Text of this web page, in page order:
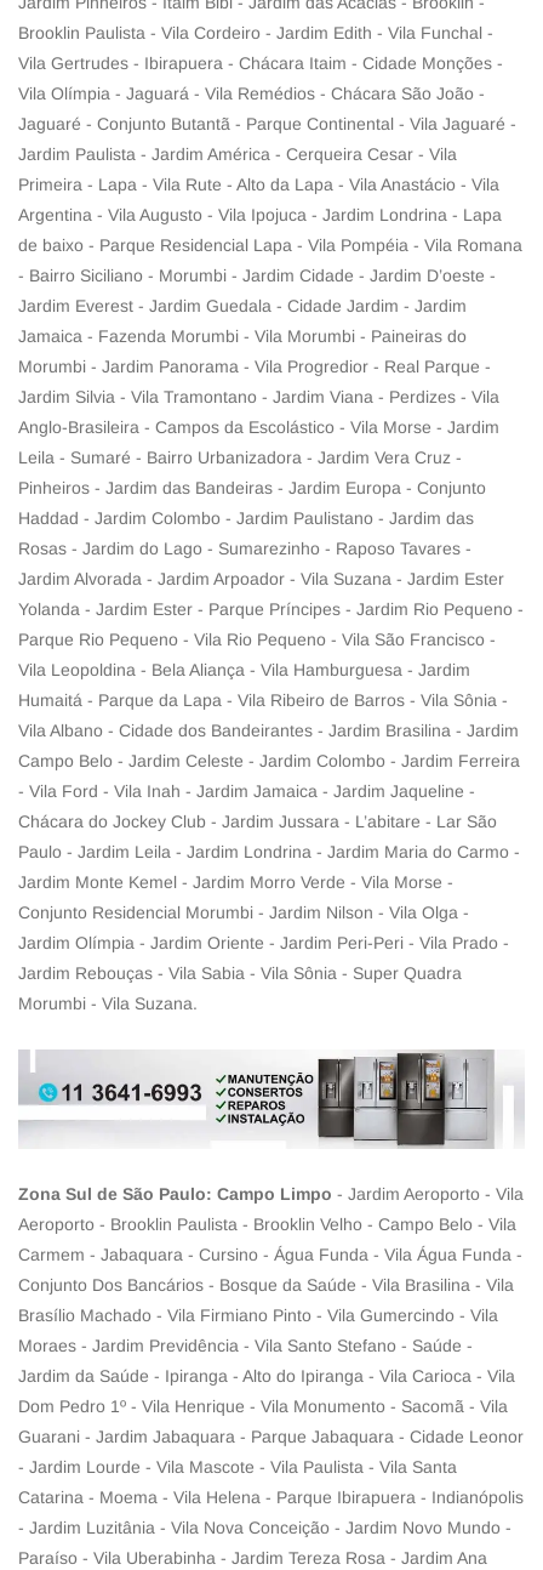
Brooklin Paulista - Vila Cordeiro - Jardim Edith - Vila Funchal -
Vila Gertrudes - Ibirapuera - Chácara Itaim - Cidade Monções -
Vila Olímpia - Jaguará - Vila Remédios - Chácara São João -
Jaguaré - Conjunto Butantã - Parque Continental - Vila Jaguaré -
Jardim Paulista - Jardim América - Cerqueira Cesar - Vila
Primeira - Lapa - Vila Rute - Alto da Lapa - Vila Anastácio - Vila
Argentina - Vila Augusto - Vila Ipojuca - Jardim Londrina - Lapa
de baixo - Parque Residencial Lapa - Vila Pompéia - Vila Romana
- Bairro Siciliano - Morumbi - Jardim Cidade - Jardim D’oeste -
Jardim Everest - Jardim Guedala - Cidade Jardim - Jardim
Jamaica - Fazenda Morumbi - Vila Morumbi - Paineiras do
Morumbi - Jardim Panorama - Vila Progredior - Real Parque -
Jardim Silvia - Vila Tramontano - Jardim Viana - Perdizes - Vila
Anglo-Brasileira - Campos da Escolástico - Vila Morse - Jardim
Leila - Sumaré - Bairro Urbanizadora - Jardim Vera Cruz -
Pinheiros - Jardim das Bandeiras - Jardim Europa - Conjunto
Haddad - Jardim Colombo - Jardim Paulistano - Jardim das
Rosas - Jardim do Lago - Sumarezinho - Raposo Tavares -
Jardim Alvorada - Jardim Arpoador - Vila Suzana - Jardim Ester
Yolanda - Jardim Ester - Parque Príncipes - Jardim Rio Pequeno -
Parque Rio Pequeno - Vila Rio Pequeno - Vila São Francisco -
Vila Leopoldina - Bela Aliança - Vila Hamburguesa - Jardim
Humaitá - Parque da Lapa - Vila Ribeiro de Barros - Vila Sônia -
Vila Albano - Cidade dos Bandeirantes - Jardim Brasilina - Jardim
Campo Belo - Jardim Celeste - Jardim Colombo - Jardim Ferreira
- Vila Ford - Vila Inah - Jardim Jamaica - Jardim Jaqueline -
Chácara do Jockey Club - Jardim Jussara - L’abitare - Lar São
Paulo - Jardim Leila - Jardim Londrina - Jardim Maria do Carmo -
Jardim Monte Kemel - Jardim Morro Verde - Vila Morse -
Conjunto Residencial Morumbi - Jardim Nilson - Vila Olga -
Jardim Olímpia - Jardim Oriente - Jardim Peri-Peri - Vila Prado -
Jardim Rebouças - Vila Sabia - Vila Sônia - Super Quadra
Morumbi - Vila Suzana.
Zona Sul de São Paulo: Campo Limpo - Jardim Aeroporto - Vila
Aeroporto - Brooklin Paulista - Brooklin Velho - Campo Belo - Vila
Carmem - Jabaquara - Cursino - Água Funda - Vila Água Funda -
Conjunto Dos Bancários - Bosque da Saúde - Vila Brasilina - Vila
Brasílio Machado - Vila Firmiano Pinto - Vila Gumercindo - Vila
Moraes - Jardim Previdência - Vila Santo Stefano - Saúde -
Jardim da Saúde - Ipiranga - Alto do Ipiranga - Vila Carioca - Vila
Dom Pedro 1º - Vila Henrique - Vila Monumento - Sacomã - Vila
Guarani - Jardim Jabaquara - Parque Jabaquara - Cidade Leonor
- Jardim Lourde - Vila Mascote - Vila Paulista - Vila Santa
Catarina - Moema - Vila Helena - Parque Ibirapuera - Indianópolis
- Jardim Luzitânia - Vila Nova Conceição - Jardim Novo Mundo -
Paraíso - Vila Uberabinha - Jardim Tereza Rosa - Jardim Ana